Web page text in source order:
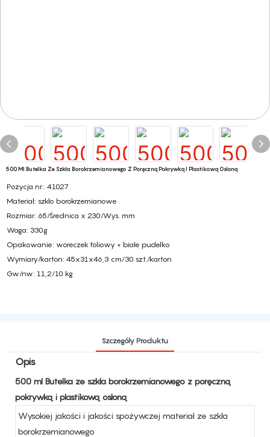
500 Ml Butelka Ze Szkła Borokrzemianowego Z Poręczną Pokrywką I Plastikową Osłoną
Pozycja nr.: 41027
Materiał: szkło borokrzemianowe
Rozmiar: 65/Średnica x 230/Wys. mm
Waga: 330g
Opakowanie: woreczek foliowy + białe pudełko
Wymiary/karton: 45x31x46,3 cm/30 szt./karton
Gw/nw: 11,2/10 kg
Szczegóły Produktu
Opis
500 ml Butelka ze szkła borokrzemianowego z poręczną
pokrywką i plastikową osłoną
Wysokiej jakości i jakości spożywczej materiał ze szkła
borokrzemianowego